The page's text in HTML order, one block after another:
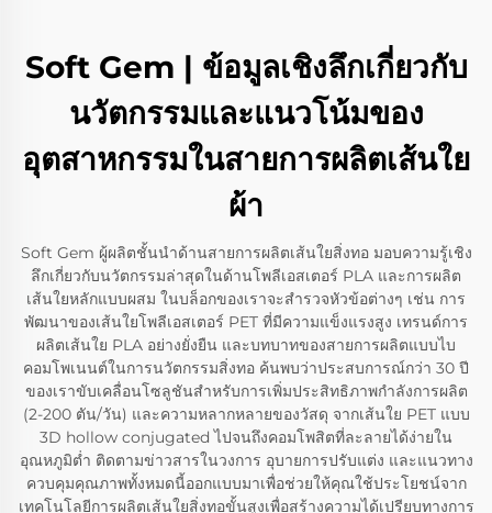
Soft Gem | ข้อมูลเชิงลึกเกี่ยวกับ
นวัตกรรมและแนวโน้มของ
อุตสาหกรรมในสายการผลิตเส้นใย
ผ้า
Soft Gem ผู้ผลิตชั้นนำด้านสายการผลิตเส้นใยสิ่งทอ มอบความรู้เชิง
ลึกเกี่ยวกับนวัตกรรมล่าสุดในด้านโพลีเอสเตอร์ PLA และการผลิต
เส้นใยหลักแบบผสม ในบล็อกของเราจะสำรวจหัวข้อต่างๆ เช่น การ
พัฒนาของเส้นใยโพลีเอสเตอร์ PET ที่มีความแข็งแรงสูง เทรนด์การ
ผลิตเส้นใย PLA อย่างยั่งยืน และบทบาทของสายการผลิตแบบไบ
คอมโพเนนต์ในการนวัตกรรมสิ่งทอ ค้นพบว่าประสบการณ์กว่า 30 ปี
ของเราขับเคลื่อนโซลูชันสำหรับการเพิ่มประสิทธิภาพกำลังการผลิต
(2-200 ตัน/วัน) และความหลากหลายของวัสดุ จากเส้นใย PET แบบ
3D hollow conjugated ไปจนถึงคอมโพสิตที่ละลายได้ง่ายใน
อุณหภูมิต่ำ ติดตามข่าวสารในวงการ อุบายการปรับแต่ง และแนวทาง
ควบคุมคุณภาพทั้งหมดนี้ออกแบบมาเพื่อช่วยให้คุณใช้ประโยชน์จาก
เทคโนโลยีการผลิตเส้นใยสิ่งทอขั้นสูงเพื่อสร้างความได้เปรียบทางการ